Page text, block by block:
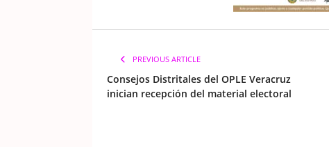
PREVIOUS ARTICLE
Consejos Distritales del OPLE Veracruz
inician recepción del material electoral